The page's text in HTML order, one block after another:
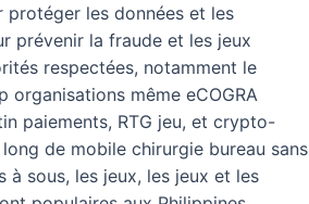
les données et les
prévenir la fraude et les jeux
respectées, notamment le
organisations même eCOGRA
paiements, RTG jeu, et crypto-
de mobile chirurgie bureau sans
sous, les jeux, les jeux et les